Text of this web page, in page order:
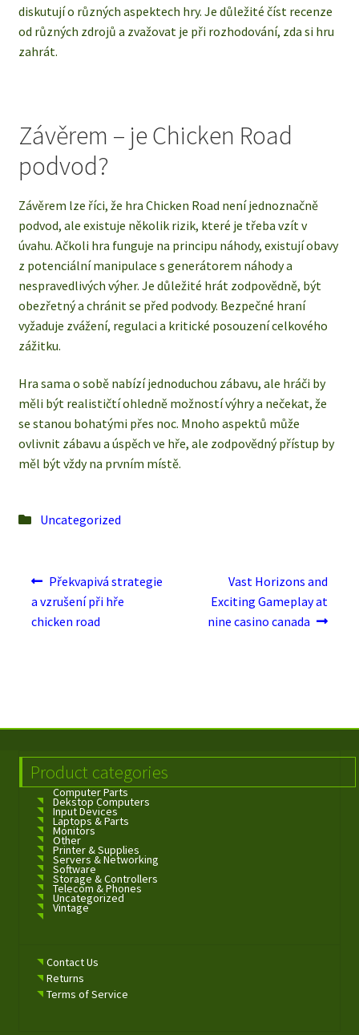
diskutují o různých aspektech hry. Je důležité číst recenze
od různých zdrojů a zvažovat je při rozhodování, zda si hru
zahrát.
Závěrem – je Chicken Road
podvod?
Závěrem lze říci, že hra Chicken Road není jednoznačně
podvod, ale existuje několik rizik, které je třeba vzít v
úvahu. Ačkoli hra funguje na principu náhody, existují obavy
z potenciální manipulace s generátorem náhody a
nespravedlivých výher. Je důležité hrát zodpovědně, být
obezřetný a chránit se před podvody. Bezpečné hraní
vyžaduje zvážení, regulaci a kritické posouzení celkového
zážitku.
Hra sama o sobě nabízí jednoduchou zábavu, ale hráči by
měli být realističtí ohledně možností výhry a nečekat, že
se stanou bohatými přes noc. Mnoho aspektů může
ovlivnit zábavu a úspěch ve hře, ale zodpovědný přístup by
měl být vždy na prvním místě.
Posted
Uncategorized
Post
navigation
Previous
post:
Překvapivá strategie
a vzrušení při hře
chicken road
Next
post:
Vast Horizons and
Exciting Gameplay at
nine casino canada
Product categories
Computer Parts
Dekstop Computers
Input Devices
Laptops & Parts
Monitors
Other
Printer & Supplies
Servers & Networking
Software
Storage & Controllers
Telecom & Phones
Uncategorized
Vintage
Contact Us
Returns
Terms of Service